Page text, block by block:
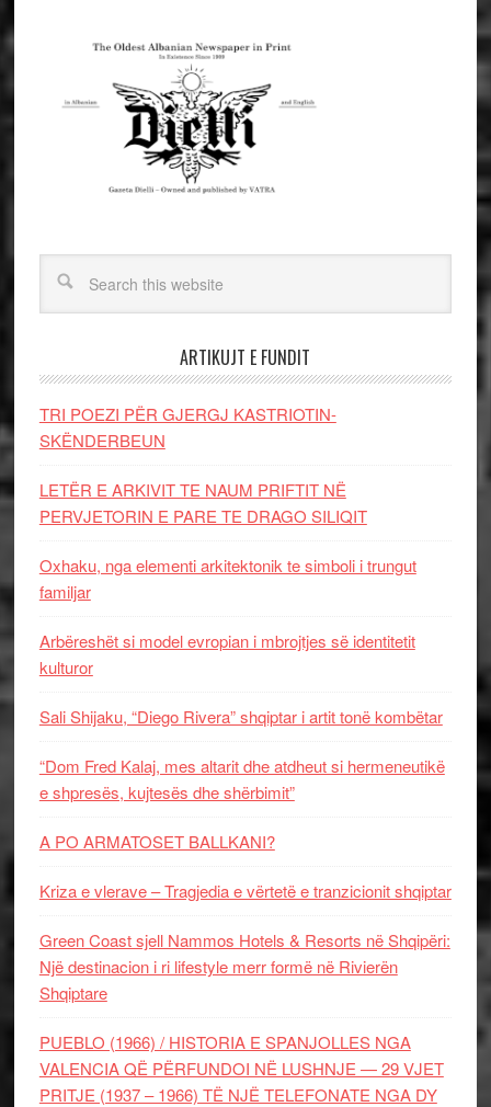
ARTIKUJT E FUNDIT
TRI POEZI PËR GJERGJ KASTRIOTIN-
SKËNDERBEUN
LETËR E ARKIVIT TE NAUM PRIFTIT NË
PERVJETORIN E PARE TE DRAGO SILIQIT
Oxhaku, nga elementi arkitektonik te simboli i trungut
familjar
Arbëreshët si model evropian i mbrojtjes së identitetit
kulturor
Sali Shijaku, “Diego Rivera” shqiptar i artit tonë kombëtar
“Dom Fred Kalaj, mes altarit dhe atdheut si hermeneutikë
e shpresës, kujtesës dhe shërbimit”
A PO ARMATOSET BALLKANI?
Kriza e vlerave – Tragjedia e vërtetë e tranzicionit shqiptar
Green Coast sjell Nammos Hotels & Resorts në Shqipëri:
Një destinacion i ri lifestyle merr formë në Rivierën
Shqiptare
PUEBLO (1966) / HISTORIA E SPANJOLLES NGA
VALENCIA QË PËRFUNDOI NË LUSHNJE — 29 VJET
PRITJE (1937 – 1966) TË NJË TELEFONATE NGA DY